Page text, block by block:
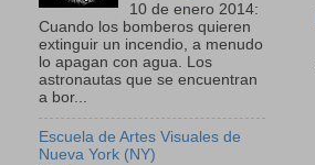
10 de enero 2014:
Cuando los bomberos quieren
extinguir un incendio, a menudo
lo apagan con agua. Los
astronautas que se encuentran
a bor...
Escuela de Artes Visuales de
Nueva York (NY)